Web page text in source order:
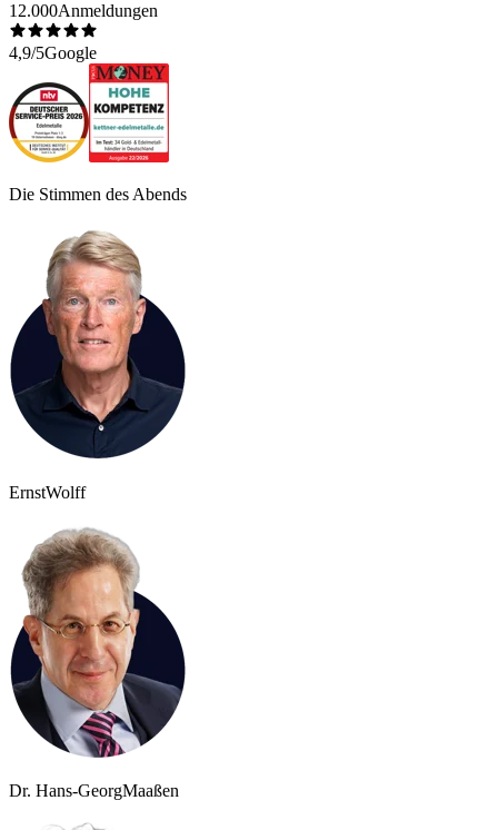
12.000Anmeldungen
4,9/5Google
Die Stimmen des Abends
ErnstWolff
Dr. Hans-GeorgMaaßen